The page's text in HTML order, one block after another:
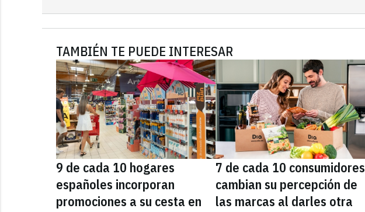
TAMBIÉN TE PUEDE INTERESAR
9 de cada 10 hogares
españoles incorporan
promociones a su cesta en
7 de cada 10 consumidores
cambian su percepción de
las marcas al darles otra